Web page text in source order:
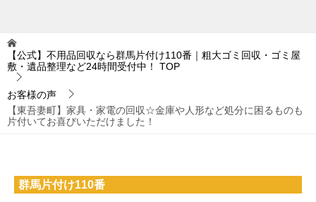
【公式】不用品回収なら群馬片付け110番｜粗大ゴミ回収・ゴミ屋
敷・遺品整理など24時間受付中！
TOP
お客様の声
【東吾妻町】家具・家電の回収☆金庫や人形など処分に困るものも
片付いてお喜びいただけました！
群馬片付け110番